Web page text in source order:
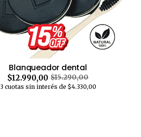
Blanqueador dental
$12.990,00 $15.290,00
3 cuotas sin interés de $4.330,00